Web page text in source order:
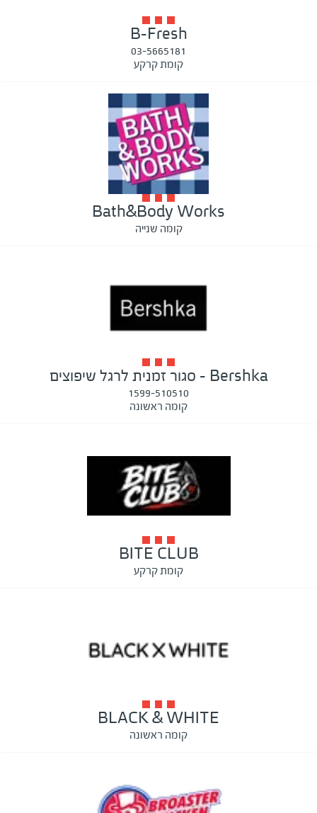
B-Fresh
03-5665181
קומת קרקע
Bath&Body Works
קומה שנייה
Bershka - סגור זמנית לרגל שיפוצים
1599-510510
קומה ראשונה
BITE CLUB
קומת קרקע
BLACK & WHITE
קומה ראשונה